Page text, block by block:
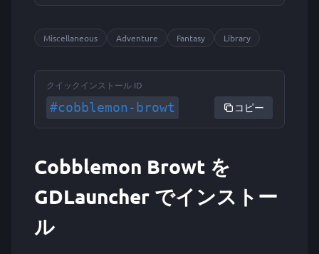
Miscellaneous Adventure Fantasy Library
クイックインストール ID
#cobblemon-browt コピー
Cobblemon Browt を
GDLauncher でインストー
ル